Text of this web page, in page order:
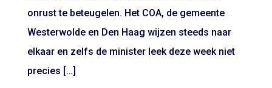
onrust te beteugelen. Het COA, de gemeente
Westerwolde en Den Haag wijzen steeds naar
elkaar en zelfs de minister leek deze week niet
precies […]